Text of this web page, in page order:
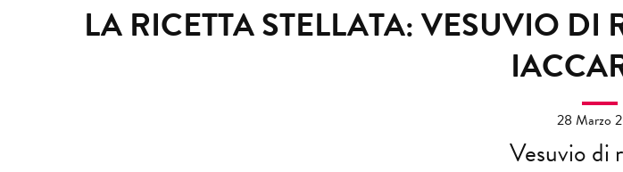
LA RICETTA STELLATA: VESUVIO
28 Marzo
Vesuvio di